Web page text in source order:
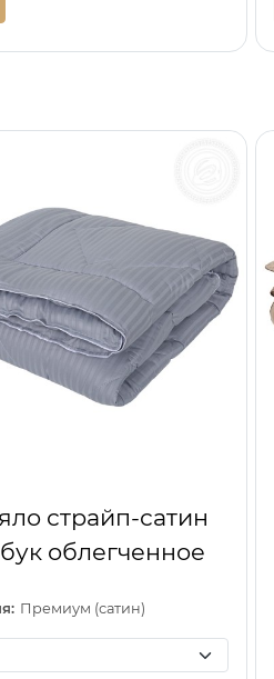
страйп-сатин
облегченное
Премиум (сатин)